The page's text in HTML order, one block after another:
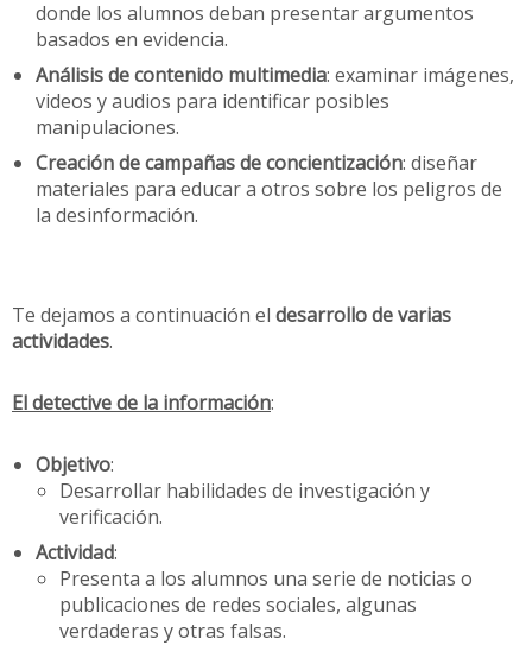
donde los alumnos deban presentar argumentos
basados en evidencia.
Análisis de contenido multimedia: examinar imágenes,
videos y audios para identificar posibles
manipulaciones.
Creación de campañas de concientización: diseñar
materiales para educar a otros sobre los peligros de
la desinformación.
Te dejamos a continuación el desarrollo de varias
actividades.
El detective de la información:
Objetivo:
Desarrollar habilidades de investigación y
verificación.
Actividad:
Presenta a los alumnos una serie de noticias o
publicaciones de redes sociales, algunas
verdaderas y otras falsas.